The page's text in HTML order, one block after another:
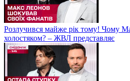
Розлучився майже рік тому! Чому
холостяком? – ЖВЛ представляє